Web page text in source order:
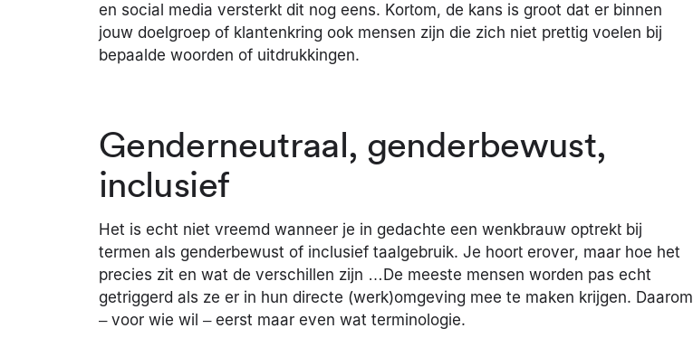
en social media versterkt dit nog eens. Kortom, de kans is groot dat er binnen
jouw doelgroep of klantenkring ook mensen zijn die zich niet prettig voelen bij
bepaalde woorden of uitdrukkingen.
Genderneutraal, genderbewust,
inclusief
Het is echt niet vreemd wanneer je in gedachte een wenkbrauw optrekt bij
termen als genderbewust of inclusief taalgebruik. Je hoort erover, maar hoe het
precies zit en wat de verschillen zijn …De meeste mensen worden pas echt
getriggerd als ze er in hun directe (werk)omgeving mee te maken krijgen. Daarom
– voor wie wil – eerst maar even wat terminologie.